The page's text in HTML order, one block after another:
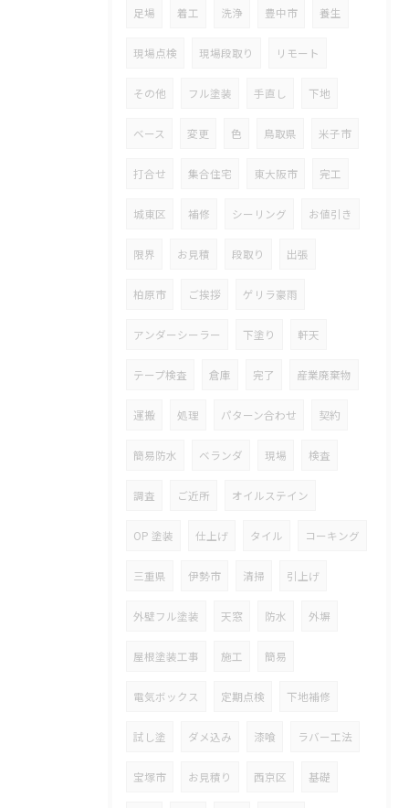
足場 着工 洗浄 豊中市 養生
現場点検 現場段取り リモート
その他 フル塗装 手直し 下地
ベース 変更 色 鳥取県 米子市
打合せ 集合住宅 東大阪市 完工
城東区 補修 シーリング お値引き
限界 お見積 段取り 出張
柏原市 ご挨拶 ゲリラ豪雨
アンダーシーラー 下塗り 軒天
テープ検査 倉庫 完了 産業廃棄物
運搬 処理 パターン合わせ 契約
簡易防水 ベランダ 現場 検査
調査 ご近所 オイルステイン
OP 塗装 仕上げ タイル コーキング
三重県 伊勢市 清掃 引上げ
外壁フル塗装 天窓 防水 外塀
屋根塗装工事 施工 簡易
電気ボックス 定期点検 下地補修
試し塗 ダメ込み 漆喰 ラバー工法
宝塚市 お見積り 西京区 基礎